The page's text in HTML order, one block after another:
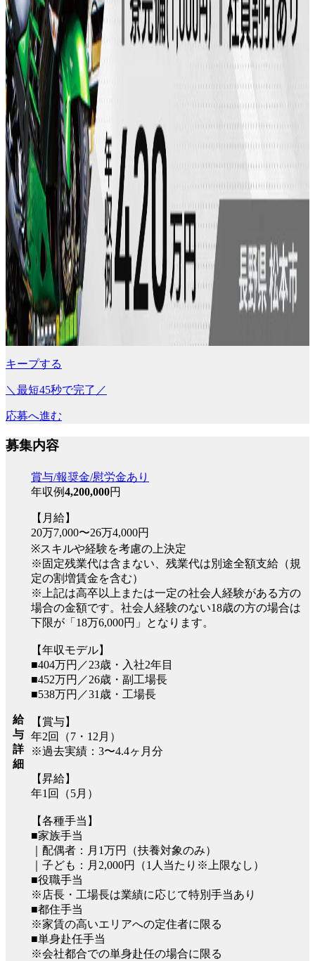
キープする
＼最短45秒で完了／
応募へ進む
募集内容
給
与
詳
細
賞与/報奨金/慰労金あり
年収例4,200,000円
【月給】
20万7,000〜26万4,000円
※スキルや経験を考慮の上決定
※固定残業代は含まない、残業代は別途全額支給（規
定の割増賃金を含む）
※上記は高卒以上または一定の社会人経験がある方の
場合の金額です。社会人経験のない18歳の方の場合は
下限が「18万6,000円」となります。
【年収モデル】
■404万円／23歳・入社2年目
■452万円／26歳・副工場長
■538万円／31歳・工場長
【賞与】
年2回（7・12月）
※過去実績：3〜4.4ヶ月分
【昇給】
年1回（5月）
【各種手当】
■家族手当
｜配偶者：月1万円（扶養対象のみ）
｜子ども：月2,000円（1人当たり※上限なし）
■役職手当
※店長・工場長は業績に応じて特別手当あり
■都住手当
※家賃の高いエリアへの定住者に限る
■単身赴任手当
※会社都合での単身赴任の場合に限る